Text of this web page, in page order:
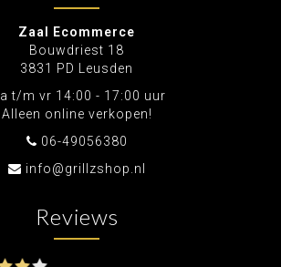
Zaal Ecommerce
Bouwdriest 18
3831 PD Leusden
t/m vr 14:00 - 17:00 uur
Alleen online verkopen!
06-49056380
info@grillzshop.nl
Reviews